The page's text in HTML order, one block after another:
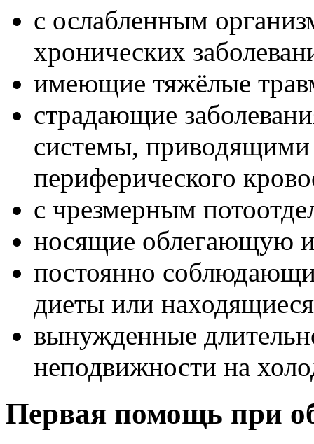
с ослабленным
хронических
имеющие тяжёлые
страдающие
системы,
периферического
с чрезмерным
носящие облегающую
постоянно
диеты или
вынужденные
неподвижности на
Первая помощь при